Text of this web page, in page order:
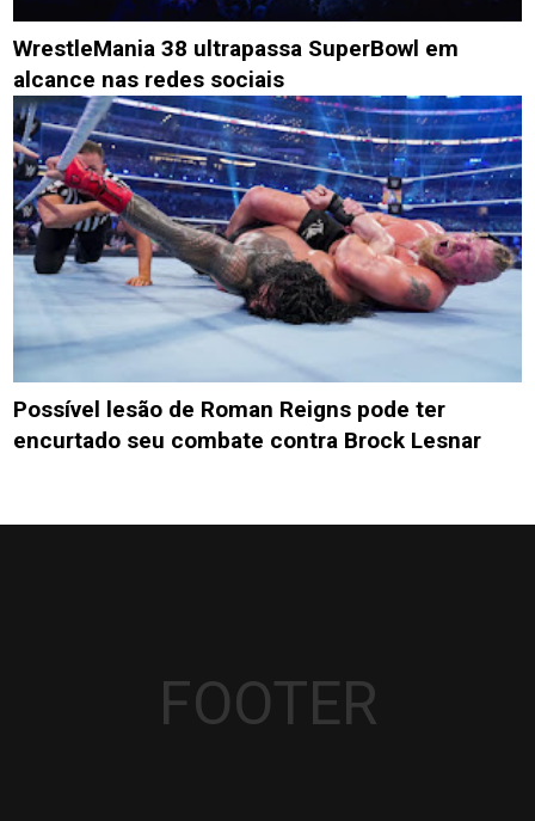
WrestleMania 38 ultrapassa SuperBowl em
alcance nas redes sociais
Possível lesão de Roman Reigns pode ter
encurtado seu combate contra Brock Lesnar
FOOTER